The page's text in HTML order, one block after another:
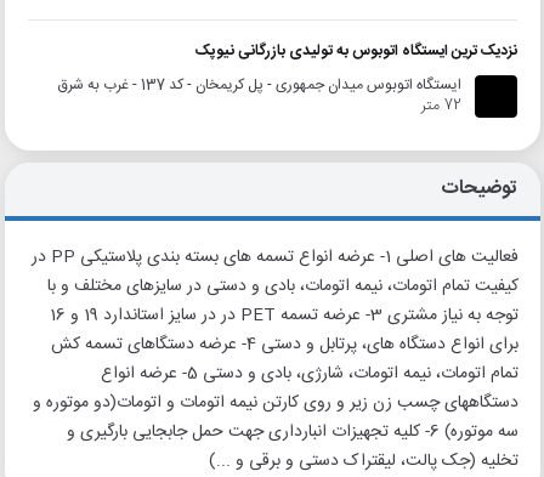
نزدیک ترین ایستگاه اتوبوس به تولیدی بازرگانی نیوپک
ایستگاه اتوبوس میدان جمهوری - پل کریمخان - کد 137 - غرب به شرق
72 متر
توضیحات
فعالیت های اصلی 1- عرضه انواع تسمه های بسته بندی پلاستیکی PP در
کیفیت تمام اتومات، نیمه اتومات، بادی و دستی در سایزهای مختلف و با
توجه به نیاز مشتری 3- عرضه تسمه PET در در سایز استاندارد 19 و 16
برای انواع دستگاه های، پرتابل و دستی 4- عرضه دستگاهای تسمه کش
تمام اتومات، نیمه اتومات، شارژی، بادی و دستی 5- عرضه انواع
دستگاههای چسب زن زیر و روی کارتن نیمه اتومات و اتومات(دو موتوره و
سه موتوره) 6- کلیه تجهیزات انبارداری جهت حمل جابجایی بارگیری و
تخلیه (جک پالت، لیقتراک دستی و برقی و ...)